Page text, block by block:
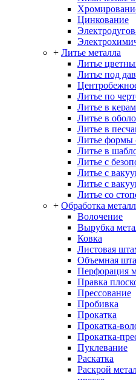
Цинкование
+ Литье металла
Литье
Литье под
Литье по
Литье в
Литье в
Литье в
Литье формы
Литье в
Литье с
Литье с
Литье с
Литье со
+ Обработка
Волочение
Вырубка
Ковка
Листовая
Объемная
Перфорация
Правка
Прессование
Пробивка
Прокатка
Прокатка-
Прокатка-
Пуклевание
Раскатка
Раскрой